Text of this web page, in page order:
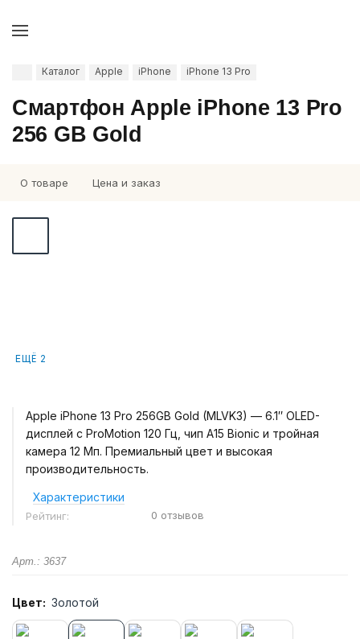
Каталог Apple iPhone iPhone 13 Pro
Смартфон Apple iPhone 13 Pro
256 GB Gold
О товаре Цена и заказ
ЕЩЁ 2
Apple iPhone 13 Pro 256GB Gold (MLVK3) — 6.1″ OLED-
дисплей с ProMotion 120 Гц, чип A15 Bionic и тройная
камера 12 Мп. Премиальный цвет и высокая
производительность.
Характеристики
Рейтинг: 0 отзывов
Арт.: 3637
Цвет: Золотой